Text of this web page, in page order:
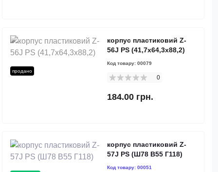
продано
корпус пластиковий Z-
56J PS (41,7х64,3х88,2)
Код товару: 00079
0
184.00 грн.
корпус пластиковий Z-
57J PS (Ш78 В55 Г118)
Код товару: 00051